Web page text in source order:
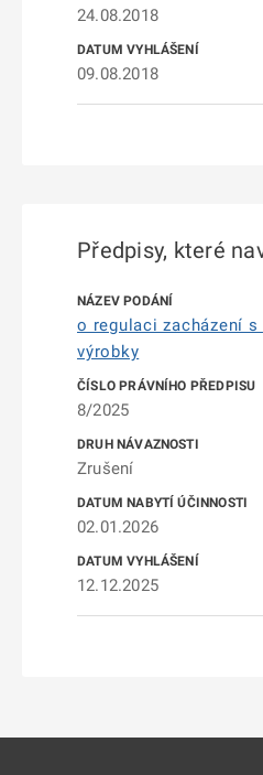
24.08.2018
09.08.2018
Předpisy, které
o regulaci zacházení
výrobky
8/2025
Zrušení
02.01.2026
12.12.2025